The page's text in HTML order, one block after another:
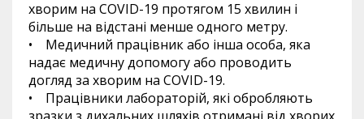
хворим на COVID-19 протягом 15 хвилин і
більше на відстані менше одного метру.
• Медичний працівник або інша особа, яка
надає медичну допомогу або проводить
догляд за хворим на COVID-19.
• Працівники лабораторій, які обробляють